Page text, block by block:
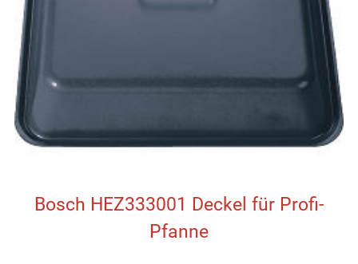
Bosch HEZ333001 Deckel für Profi-
Pfanne